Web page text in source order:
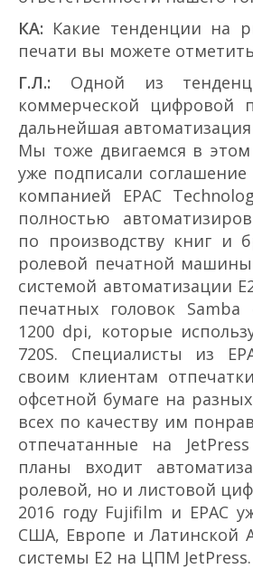
КА: Какие тенденции на
печати вы можете
Г.Л.: Одной из
коммерческой цифровой
дальнейшая автоматизация
Мы тоже двигаемся в
уже подписали
компанией EPAC
полностью
по производству книг и
ролевой печатной машины
системой автоматизации
печатных головок
1200 dpi, которые
720S. Специалисты из
своим клиентам
офсетной бумаге на
всех по качеству им
отпечатанные на
планы входит
ролевой, но и листовой
2016 году Fujifilm и EPAC
США, Европе и Латинской
системы Е2 на ЦПМ JetPress.